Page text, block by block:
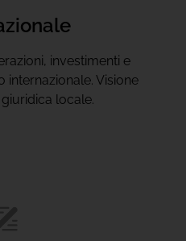
investimenti e
internazionale. Visione
locale.